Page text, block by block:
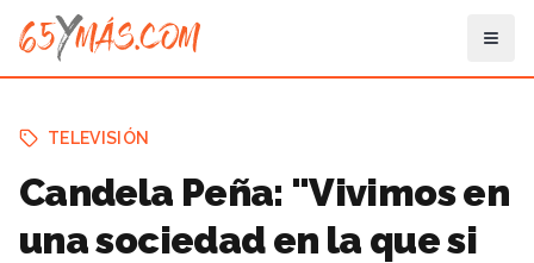
TELEVISIÓN
Candela Peña: "Vivimos en
una sociedad en la que si